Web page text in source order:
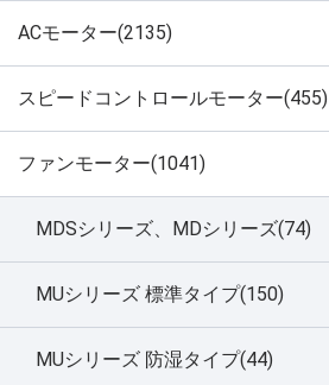
ACモーター(2135)
スピードコントロールモーター(455)
ファンモーター(1041)
MDSシリーズ、MDシリーズ(74)
MUシリーズ 標準タイプ(150)
MUシリーズ 防湿タイプ(44)